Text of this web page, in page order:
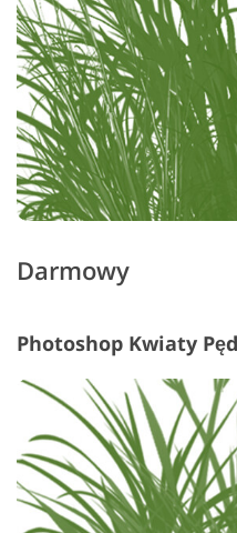
Darmowy
Photoshop Kwiaty